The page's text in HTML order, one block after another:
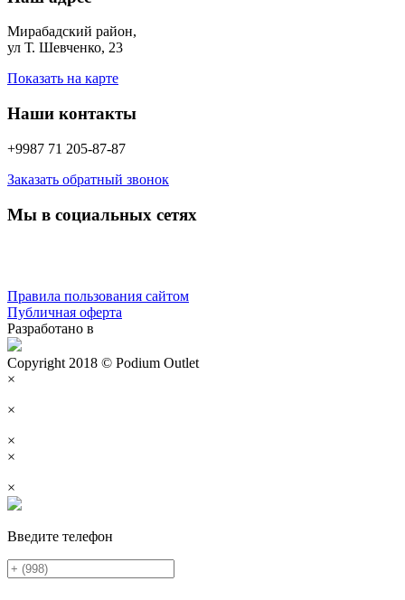
Мирабадский район,
ул Т. Шевченко, 23
Показать на карте
Наши контакты
+9987 71 205-87-87
Заказать обратный звонок
Мы в социальных сетях
Правила пользования сайтом
Публичная оферта
Разработано в
Copyright 2018 © Podium Outlet
×
×
×
×
×
Введите телефон